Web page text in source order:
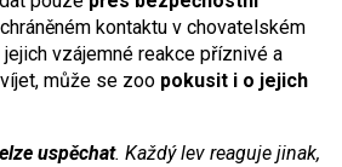
kontaktu v chovatelském
vzájemné reakce příznivé a
může se zoo pokusit i o jejich
uspěchat. Každý lev reaguje jinak,